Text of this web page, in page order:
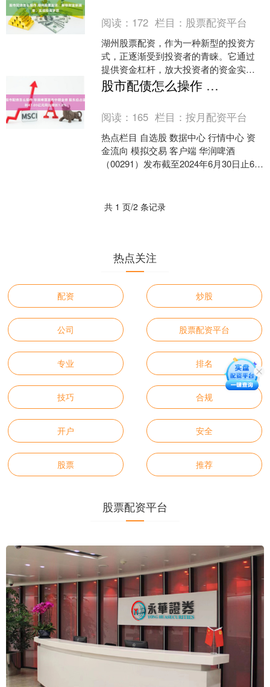
阅读： 172 栏目： 股票配资平台
湖州股票配资，作为一种新型的投资方
式，正逐渐受到投资者的青睐。它通过
提供资金杠杆，放大投资者的资金实
力，从而提升投资收益率。 股票配资可
以帮助投资者解锁闲置资金....
股市配债怎么操作 华润啤酒发布中期业绩 股东应占溢利47.05亿元同比增长1.2%
阅读： 165 栏目：按月配资平台
热点栏目 自选股 数据中心 行情中心 资
金流向 模拟交易 客户端 华润啤酒
（00291）发布截至2024年6月30日止6个
共 1 页/2 条记录
热点关注
配资 炒股
公司 股票配资平台
专业 排名
技巧 合规
开户 安全
股票 推荐
股票配资平台